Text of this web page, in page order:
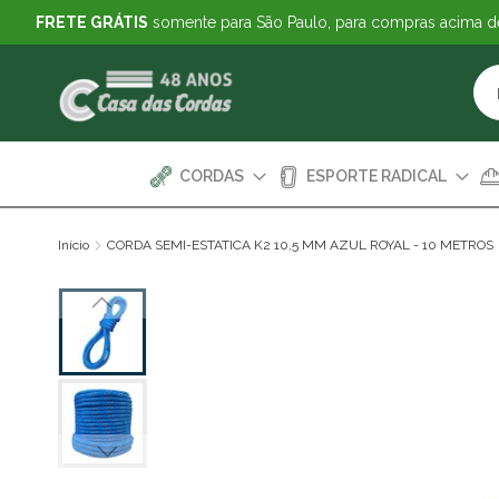
FRETE GRÁTIS somente para São Paulo, para compras acima
CORDAS ESPORTE RADICAL
Início CORDA SEMI-ESTATICA K2 10,5 MM AZUL ROYAL - 10 METROS
Pular
para
final
Galeria
de
imagens